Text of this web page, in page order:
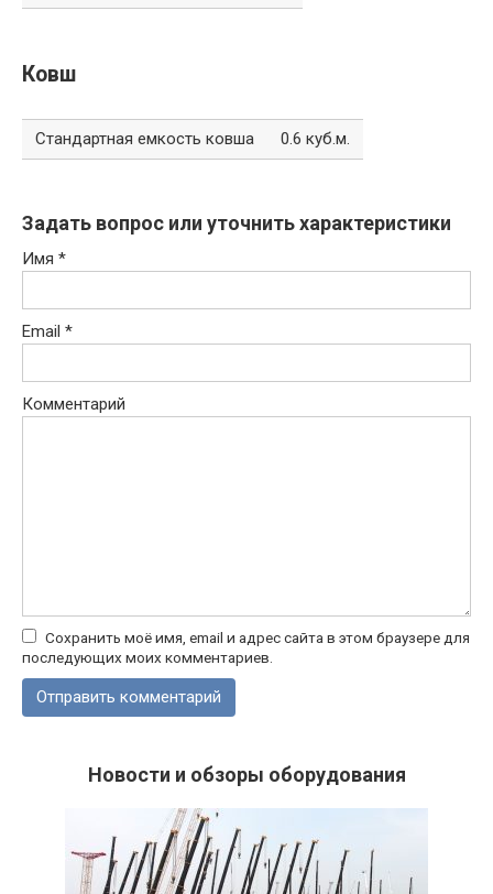
Ковш
Стандартная емкость ковша 0.6 куб.м.
Задать вопрос или уточнить характеристики
Имя *
Email *
Комментарий
Сохранить моё имя, email и адрес сайта в этом браузере для
последующих моих комментариев.
Новости и обзоры оборудования